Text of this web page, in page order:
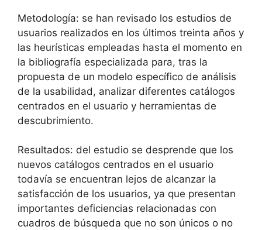
Metodología: se han revisado los estudios de
usuarios realizados en los últimos treinta años y
las heurísticas empleadas hasta el momento en
la bibliografía especializada para, tras la
propuesta de un modelo específico de análisis
de la usabilidad, analizar diferentes catálogos
centrados en el usuario y herramientas de
descubrimiento.
Resultados: del estudio se desprende que los
nuevos catálogos centrados en el usuario
todavía se encuentran lejos de alcanzar la
satisfacción de los usuarios, ya que presentan
importantes deficiencias relacionadas con
cuadros de búsqueda que no son únicos o no